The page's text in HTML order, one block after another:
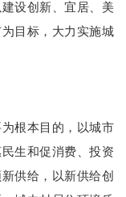
设创新、宜居、美
目标，大力实施城
根本目的，以城市
生和促消费、投资
供给，以新供给创